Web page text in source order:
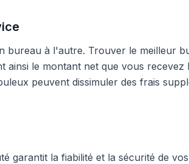
bureau à l'autre. Trouver le meilleur
ainsi le montant net que vous recevez
peuvent dissimuler des frais
garantit la fiabilité et la sécurité de